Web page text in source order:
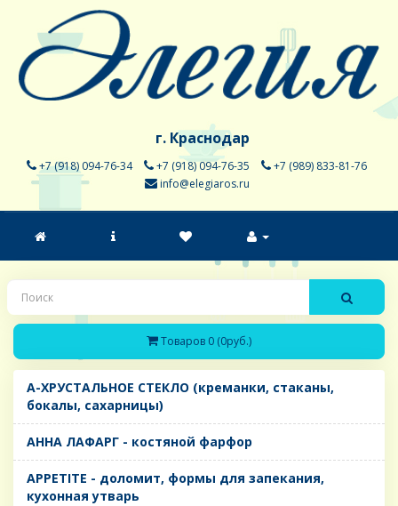
г. Краснодар
+7 (918) 094-76-34 +7 (918) 094-76-35
+7 (989) 833-81-76
info@elegiaros.ru
Товаров 0 (0руб.)
A-ХРУСТАЛЬНОЕ СТЕКЛО (креманки, стаканы,
бокалы, сахарницы)
AHHA ЛАФАРГ - костяной фарфор
APPETITE - доломит, формы для запекания,
кухонная утварь